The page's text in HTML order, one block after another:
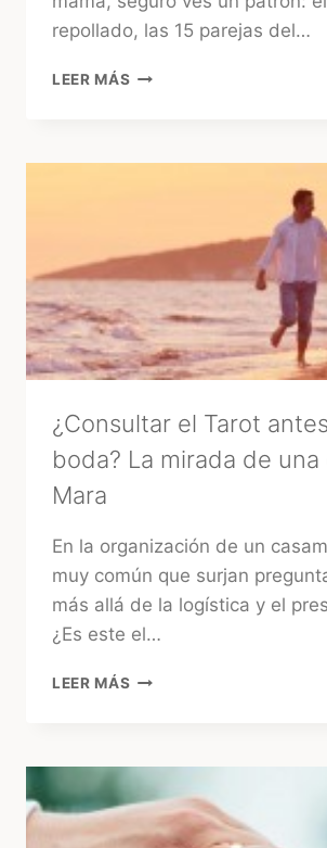
repollado, las 15 parejas del…
LEER MÁS 15
EL
DE
LA
TRADICIONAL
¿Consultar el Tarot
boda? La mirada de
Mara
En la organización de un
muy común que surjan
más allá de la logística y el
¿Es este el…
LEER MÁS ¿CONSULTAR
DE
BODA?
LA